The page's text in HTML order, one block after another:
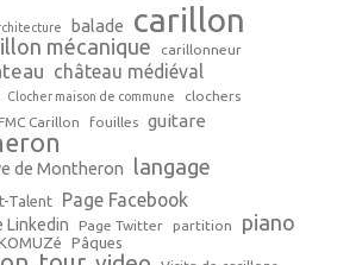
balade carillon
mécanique carillonneur
château médiéval
Clocher maison de commune clochers
Carillon fouilles guitare
de Montheron langage
Talent Page Facebook
Linkedin Page Twitter partition piano
Pâques